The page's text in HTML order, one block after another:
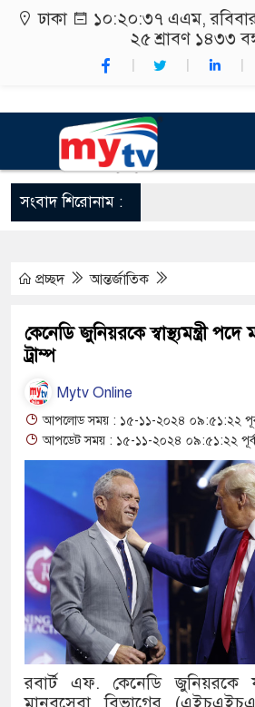
ঢাকা ১০:২০:৩৭ এএম,
২৫ শ্রাবণ ১৪৩৩
সংবাদ শিরোনাম :
প্রচ্ছদ আন্তর্জাতিক
কেনেডি জুনিয়রকে স্বাস্থ্যমন্ত্রী
ট্রাম্প
Mytv Online
আপলোড সময় : ১৫-১১-২০২৪ ০৯:৫১:২২
আপডেট সময় : ১৫-১১-২০২৪ ০৯:৫১:২২
রবার্ট এফ. কেনেডি জুনিয়রকে